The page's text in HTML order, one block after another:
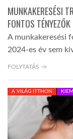
MUNKAKERESÉSI
FONTOS TÉNYEZŐK
A munkakeresési
2024-es év sem
FOLYTATÁS →
A VILÁG ITTHON